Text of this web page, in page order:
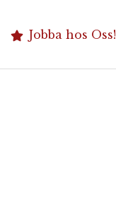
Jobba hos Oss!